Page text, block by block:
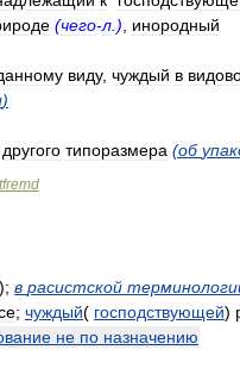
(чего-л .)
инородный
виду, чуждый в
)
другого типоразмера (об
); в расистской
; чуждый( господствующей)
не по назначению